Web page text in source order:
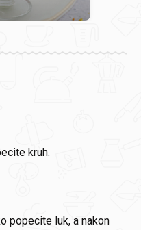
kruh.
popecite luk, a nakon